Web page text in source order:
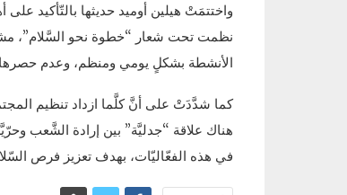
واختتمَتْ هيلين أوميد حديثها بالتّأكيد
نظمت تحت شعار “خطوة نحو السَّلام”،
الأنشطة بشكلٍ يومي ومنظم، وعدم حصرها
كما شدَّدَتْ على أنَّ كلَّما ازداد تنظيم
هناك علاقة “جدليَّة” بين إرادة الشَّعب
في هذه الفعّاليّات، بهدف تعزيز فرص